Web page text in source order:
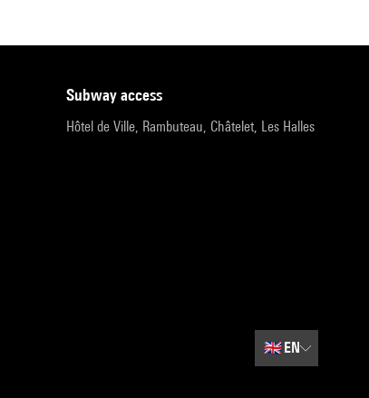
subway access
Hôtel de Ville, Rambuteau, Châtelet, Les Halles
🇬🇧EN